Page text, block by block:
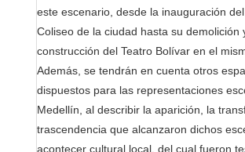
este escenario, desde la inauguración
Coliseo de la ciudad hasta su demolición
construcción del Teatro Bolívar en el
Además, se tendrán en cuenta otros
dispuestos para las representaciones
Medellín, al describir la aparición, la
trascendencia que alcanzaron dichos
acontecer cultural local, del cual fueron